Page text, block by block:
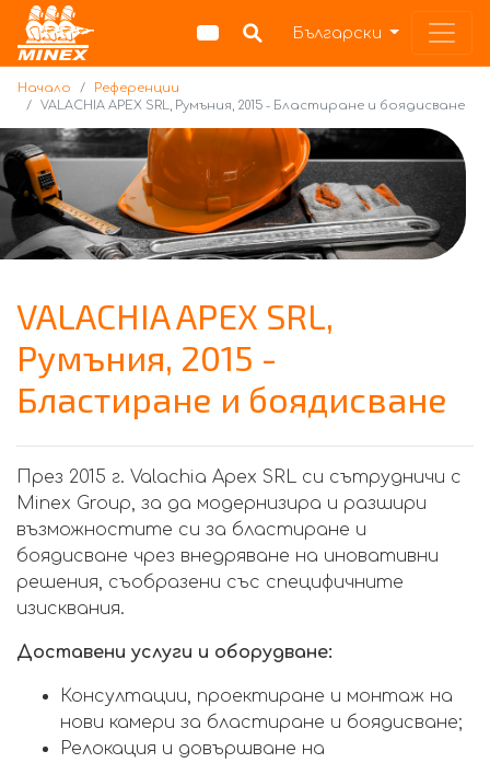
Български
Начало
Референции
VALACHIA APEX SRL, Румъния, 2015 - Бластиране и боядисване
VALACHIA APEX SRL,
Румъния, 2015 -
Бластиране и боядисване
През 2015 г. Valachia Apex SRL си сътрудничи с
Minex Group, за да модернизира и разшири
възможностите си за бластиране и
боядисване чрез внедряване на иновативни
решения, съобразени със специфичните
изисквания.
Доставени услуги и оборудване:
Консултации, проектиране и монтаж на
нови камери за бластиране и боядисване;
Релокация и довършване на